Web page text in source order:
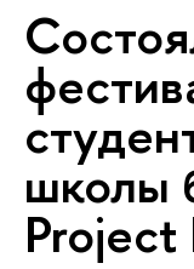
школы
Project